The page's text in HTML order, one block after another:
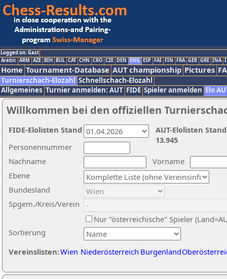
Logged on: Gast
Arabic ARM AZE BIH BUL CAT CHN CRO CZE DEN ENG ESP FAI FIN FRA GER GRE INA
Home Tournament-Database AUT championship Pictures
Turnierschach-Elozahl Schnellschach-Elozahl
Allgemeines Turnier anmelden: AUT FIDE Spieler anmelden Elo
Willkommen bei den offiziellen
Nachname
Vorname
Ebene
Sortierung
Personennummer
Bundesland
Spgem./Kreis/Verein
Nur "österreichische" Spieler
Vereinslisten:Wien Niederösterreich Burgenland
AUT-Elolisten
13.945
FIDE-Elolisten Stand